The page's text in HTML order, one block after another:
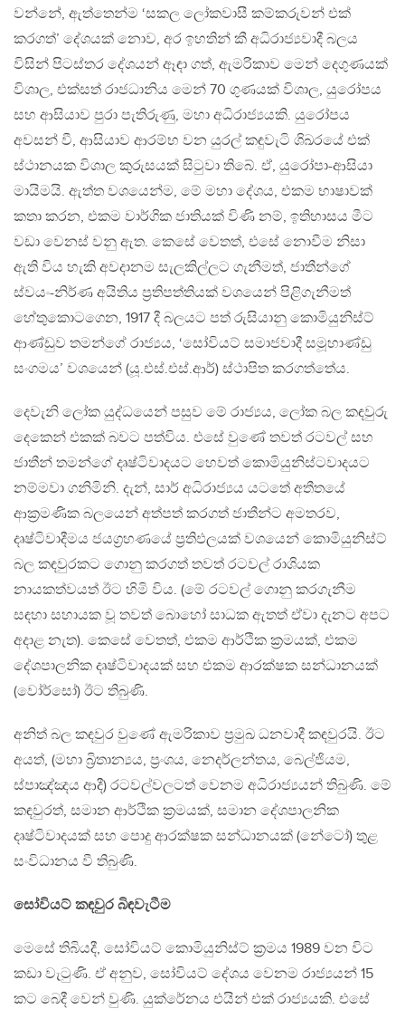
වන්නේ, ඇත්තෙන්ම ‘සකල ලෝකවාසී කම්කරුවන් එක්
කරගත්’ දේශයක් නොව, අර ඉහතින් කී අධිරාජ්‍යවාදී බලය
විසින් පිටස්තර දේශයන් ඈඳා ගත්, ඇමරිකාව මෙන් දෙගුණයක්
විශාල, එක්සත් රාජධානිය මෙන් 70 ගුණයක් විශාල, යුරෝපය
සහ ආසියාව පුරා පැතිරුණු, මහා අධිරාජ්‍යයකි. යුරෝපය
අවසන් වී, ආසියාව ආරම්භ වන යුරල් කඳුවැටි ශිඛරයේ එක්
ස්ථානයක විශාල කුරුසයක් සිටුවා තිබේ. ඒ, යුරෝපා-ආසියා
මායිමයි. ඇත්ත වශයෙන්ම, මේ මහා දේශය, එකම භාෂාවක්
කතා කරන, එකම වාර්ගික ජාතියක් විණි නම්, ඉතිහාසය මීට
වඩා වෙනස් වනු ඇත. කෙසේ වෙතත්, එසේ නොවීම නිසා
ඇති විය හැකි අවදානම සැලකිල්ලට ගැනීමත්, ජාතීන්ගේ
ස්වයං-නිර්ණ අයිතිය ප්‍රතිපත්තියක් වශයෙන් පිළිගැනීමත්
හේතුකොටගෙන, 1917 දී බලයට පත් රුසියානු කොමියුනිස්ට්
ආණ්ඩුව තමන්ගේ රාජ්‍යය, ‘සෝවියට් සමාජවාදී සමූහාණ්ඩු
සංගමය’ වශයෙන් (යූ.එස්.එස්.ආර්) ස්ථාපිත කරගත්තේය.
දෙවැනි ලෝක යුද්ධයෙන් පසුව මේ රාජ්‍යය, ලෝක බල කඳවුරු
දෙකෙන් එකක් බවට පත්විය. එසේ වුණේ තවත් රටවල් සහ
ජාතීන් තමන්ගේ දෘෂ්ටිවාදයට හෙවත් කොමියුනිස්ටවාදයට
නම්මවා ගනිමිනි. දැන්, සාර් අධිරාජ්‍යය යටතේ අතීතයේ
ආක්‍රමණික බලයෙන් අත්පත් කරගත් ජාතීන්ට අමතරව,
දෘෂ්ටිවාදීමය ජයග්‍රහණයේ ප්‍රතිඵලයක් වශයෙන් කොමියුනිස්ට්
බල කඳවුරකට ගොනු කරගත් තවත් රටවල් රාශියක
නායකත්වයත් ඊට හිමි විය. (මේ රටවල් ගොනු කරගැනීම
සඳහා සහායක වූ තවත් බොහෝ සාධක ඇතත් ඒවා දැනට අපට
අදාළ නැත). කෙසේ වෙතත්, එකම ආර්ථික ක්‍රමයක්, එකම
දේශපාලනික දෘෂ්ටිවාදයක් සහ එකම ආරක්ෂක සන්ධානයක්
(වෝර්සෝ) ඊට තිබුණි.
අනිත් බල කඳවුර වුණේ ඇමරිකාව ප්‍රමුඛ ධනවාදී කඳවුරයි. ඊට
අයත්, (මහා බ්‍රිතාන්‍යය, ප්‍රංශය, නෙදර්ලන්තය, බෙල්ජියම,
ස්පාඤ්ඤය ආදී) රටවල්වලටත් වෙනම අධිරාජ්‍යයන් තිබුණි. මේ
කඳවුරත්, සමාන ආර්ථික ක්‍රමයක්, සමාන දේශපාලනික
දෘෂ්ටිවාදයක් සහ පොදු ආරක්ෂක සන්ධානයක් (නේටෝ) තුළ
සංවිධානය වී තිබුණි.
සෝවියට් කඳවුර බිඳවැටීම
මෙසේ තිබියදී, සෝවියට් කොමියුනිස්ට් ක්‍රමය 1989 වන විට
කඩා වැටුණි. ඒ අනුව, සෝවියට් දේශය වෙනම රාජ්‍යයන් 15
කට බෙදී වෙන් වුණි. යුක්රේනය එයින් එක් රාජ්‍යයකි. එසේ